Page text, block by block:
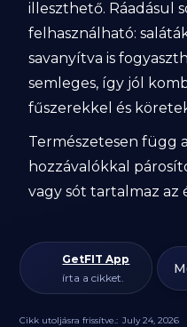
illeszthető. Ráadásul
felhasználható:
savanyítva is
semleges, így jól
fűszerekkel és
Természetesen függ
hozzávalókkal
vagy sót tartalmaz az
GetFIT App
írta a cikket.
Cikk utoljásra frissítve.: July 24, 2026